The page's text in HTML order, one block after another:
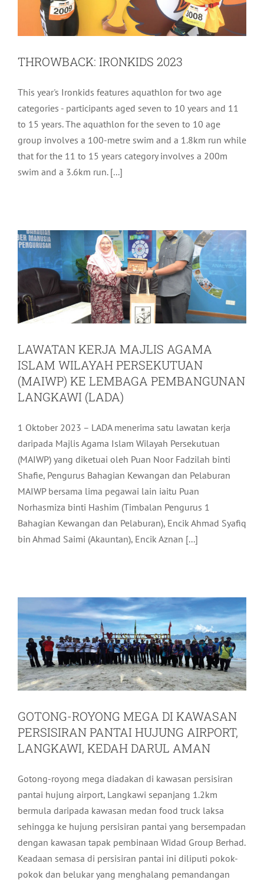
THROWBACK: IRONKIDS 2023
This year's Ironkids features aquathlon for two age
categories - participants aged seven to 10 years and 11
to 15 years. The aquathlon for the seven to 10 age
group involves a 100-metre swim and a 1.8km run while
that for the 11 to 15 years category involves a 200m
swim and a 3.6km run. [...]
LAWATAN KERJA MAJLIS AGAMA
ISLAM WILAYAH PERSEKUTUAN
Aktiviti LADA Terkini
LAWATAN KERJA MAJLIS AGAMA
ISLAM WILAYAH PERSEKUTUAN
(MAIWP) KE LEMBAGA PEMBANGUNAN
LANGKAWI (LADA)
1 Oktober 2023 – LADA menerima satu lawatan kerja
daripada Majlis Agama Islam Wilayah Persekutuan
(MAIWP) yang diketuai oleh Puan Noor Fadzilah binti
Shafie, Pengurus Bahagian Kewangan dan Pelaburan
MAIWP bersama lima pegawai lain iaitu Puan
Norhasmiza binti Hashim (Timbalan Pengurus 1
Bahagian Kewangan dan Pelaburan), Encik Ahmad Syafiq
bin Ahmad Saimi (Akauntan), Encik Aznan [...]
GOTONG-ROYONG MEGA DI
KAWASAN PERSISIRAN PANTAI
Aktiviti LADA Terkini
GOTONG-ROYONG MEGA DI KAWASAN
PERSISIRAN PANTAI HUJUNG AIRPORT,
LANGKAWI, KEDAH DARUL AMAN
Gotong-royong mega diadakan di kawasan persisiran
pantai hujung airport, Langkawi sepanjang 1.2km
bermula daripada kawasan medan food truck laksa
sehingga ke hujung persisiran pantai yang bersempadan
dengan kawasan tapak pembinaan Widad Group Berhad.
Keadaan semasa di persisiran pantai ini diliputi pokok-
pokok dan belukar yang menghalang pemandangan